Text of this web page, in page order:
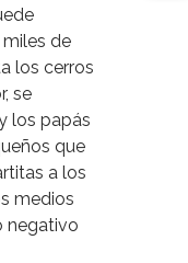
de
los cerros
se
los papás
que
a los
medios
negativo